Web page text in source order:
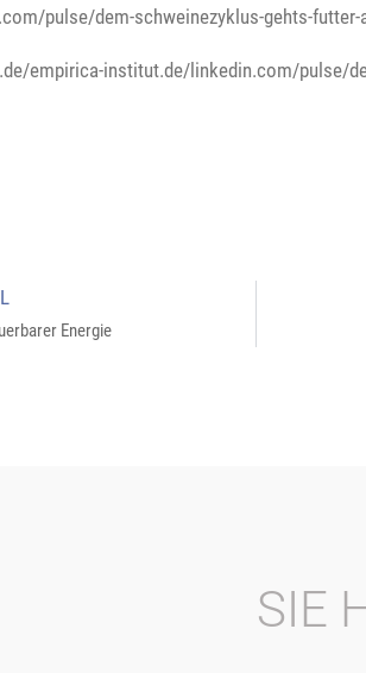
pulse/dem-schweinezyklus-gehts-futter-
empirica-institut.de/linkedin.com/pulse/
Energie
SIE